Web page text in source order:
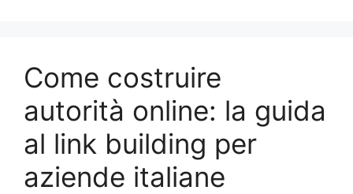
Come costruire
autorità online: la guida
al link building per
aziende italiane